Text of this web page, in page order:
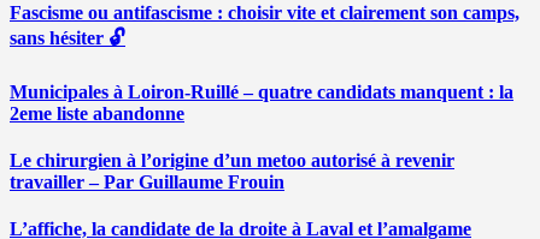
Fascisme ou antifascisme : choisir vite et clairement son camps,
sans hésiter 🔓
Municipales à Loiron-Ruillé – quatre candidats manquent : la
2eme liste abandonne
Le chirurgien à l’origine d’un metoo autorisé à revenir
travailler – Par Guillaume Frouin
L’affiche, la candidate de la droite à Laval et l’amalgame